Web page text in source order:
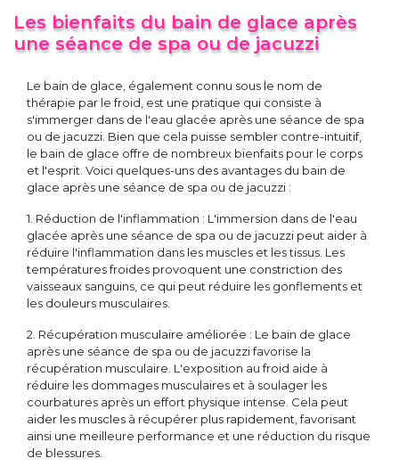
Les bienfaits du bain de glace après
une séance de spa ou de jacuzzi
Le bain de glace, également connu sous le nom de
thérapie par le froid, est une pratique qui consiste à
s'immerger dans de l'eau glacée après une séance de spa
ou de jacuzzi. Bien que cela puisse sembler contre-intuitif,
le bain de glace offre de nombreux bienfaits pour le corps
et l'esprit. Voici quelques-uns des avantages du bain de
glace après une séance de spa ou de jacuzzi :
1. Réduction de l'inflammation : L'immersion dans de l'eau
glacée après une séance de spa ou de jacuzzi peut aider à
réduire l'inflammation dans les muscles et les tissus. Les
températures froides provoquent une constriction des
vaisseaux sanguins, ce qui peut réduire les gonflements et
les douleurs musculaires.
2. Récupération musculaire améliorée : Le bain de glace
après une séance de spa ou de jacuzzi favorise la
récupération musculaire. L'exposition au froid aide à
réduire les dommages musculaires et à soulager les
courbatures après un effort physique intense. Cela peut
aider les muscles à récupérer plus rapidement, favorisant
ainsi une meilleure performance et une réduction du risque
de blessures.